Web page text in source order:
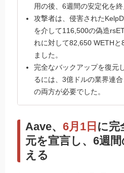
用の後、6週間の安定化を終
攻撃者は、侵害された
を介して116,500の偽造
れに対して82,650 WETH
ました。
完全なバックアップを復元
るには、3億ドルの業界連
の両方が必要でした。
Aave、 6月1日 に完
元を宣言し、6週
える